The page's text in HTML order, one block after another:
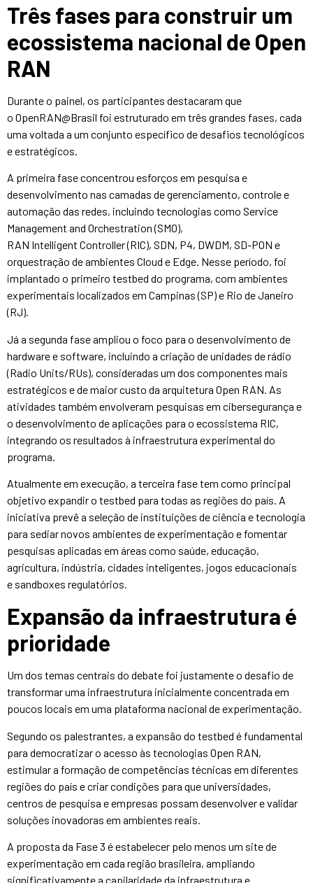
Três fases para construir um
ecossistema nacional de Open
RAN
Durante o painel, os participantes destacaram que
o OpenRAN@Brasil foi estruturado em três grandes fases, cada
uma voltada a um conjunto específico de desafios tecnológicos
e estratégicos.
A primeira fase concentrou esforços em pesquisa e
desenvolvimento nas camadas de gerenciamento, controle e
automação das redes, incluindo tecnologias como Service
Management and Orchestration (SMO),
RAN Intelligent Controller (RIC), SDN, P4, DWDM, SD-PON e
orquestração de ambientes Cloud e Edge. Nesse período, foi
implantado o primeiro testbed do programa, com ambientes
experimentais localizados em Campinas (SP) e Rio de Janeiro
(RJ).
Já a segunda fase ampliou o foco para o desenvolvimento de
hardware e software, incluindo a criação de unidades de rádio
(Radio Units/RUs), consideradas um dos componentes mais
estratégicos e de maior custo da arquitetura Open RAN. As
atividades também envolveram pesquisas em cibersegurança e
o desenvolvimento de aplicações para o ecossistema RIC,
integrando os resultados à infraestrutura experimental do
programa.
Atualmente em execução, a terceira fase tem como principal
objetivo expandir o testbed para todas as regiões do país. A
iniciativa prevê a seleção de instituições de ciência e tecnologia
para sediar novos ambientes de experimentação e fomentar
pesquisas aplicadas em áreas como saúde, educação,
agricultura, indústria, cidades inteligentes, jogos educacionais
e sandboxes regulatórios.
Expansão da infraestrutura é
prioridade
Um dos temas centrais do debate foi justamente o desafio de
transformar uma infraestrutura inicialmente concentrada em
poucos locais em uma plataforma nacional de experimentação.
Segundo os palestrantes, a expansão do testbed é fundamental
para democratizar o acesso às tecnologias Open RAN,
estimular a formação de competências técnicas em diferentes
regiões do país e criar condições para que universidades,
centros de pesquisa e empresas possam desenvolver e validar
soluções inovadoras em ambientes reais.
A proposta da Fase 3 é estabelecer pelo menos um site de
experimentação em cada região brasileira, ampliando
significativamente a capilaridade da infraestrutura e